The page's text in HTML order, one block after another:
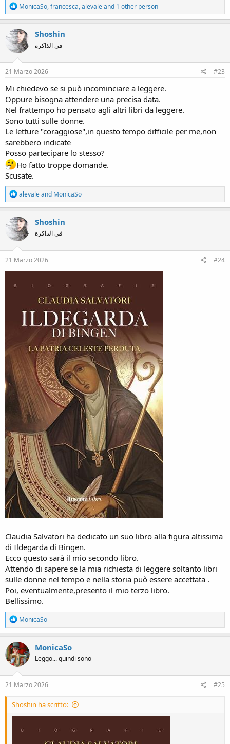
R
e
a
c
t
i
o
n
s
MonicaSo,francesca,alevaleand 1 other person
Shoshin
في الذاكرة
21 Marzo 2026 #23
Mi chiedevo se si può incominciare a leggere.
Oppure bisogna attendere una precisa data.
Nel frattempo ho pensato agli altri libri da leggere.
Sono tutti sulle donne.
Le letture "coraggiose",in questo tempo difficile per me,non
sarebbero indicate
Posso partecipare lo stesso?
Ho fatto troppe domande.
Scusate.
R
e
a
c
t
i
o
n
s
alevaleand MonicaSo
Shoshin
في الذاكرة
21 Marzo 2026 #24
Claudia Salvatori ha dedicato un suo libro alla figura altissima
di Ildegarda di Bingen.
Ecco questo sarà il mio secondo libro.
Attendo di sapere se la mia richiesta di leggere soltanto libri
sulle donne nel tempo e nella storia può essere accettata .
Poi, eventualmente,presento il mio terzo libro.
Bellissimo.
R
e
a
c
t
i
o
n
s
MonicaSo
MonicaSo
Leggo... quindi sono
21 Marzo 2026 #25
Shoshin ha scritto: